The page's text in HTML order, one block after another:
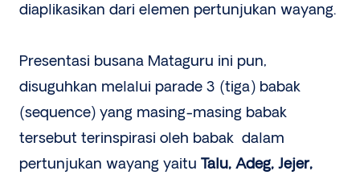
diaplikasikan dari elemen pertunjukan wayang.
Presentasi busana Mataguru ini pun,
disuguhkan melalui parade 3 (tiga) babak
(sequence) yang masing-masing babak
tersebut terinspirasi oleh babak dalam
pertunjukan wayang yaitu Talu, Adeg, Jejer,